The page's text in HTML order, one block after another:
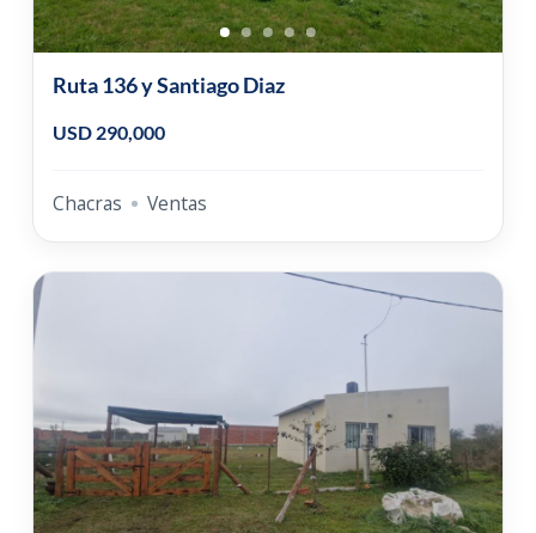
Ruta 136 y Santiago Diaz
USD 290,000
Chacras Ventas